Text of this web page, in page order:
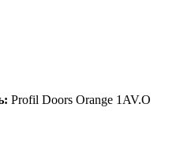
Profil Doors Orange 1AV.O